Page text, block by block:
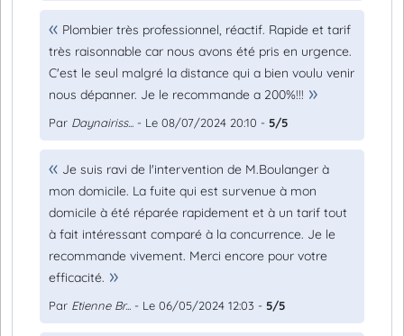
Plombier très professionnel, réactif. Rapide et tarif
très raisonnable car nous avons été pris en urgence.
C'est le seul malgré la distance qui a bien voulu venir
nous dépanner. Je le recommande a 200%!!!
Par Daynairiss... - Le 08/07/2024 20:10 - 5/5
Je suis ravi de l'intervention de M.Boulanger à
mon domicile. La fuite qui est survenue à mon
domicile à été réparée rapidement et à un tarif tout
à fait intéressant comparé à la concurrence. Je le
recommande vivement. Merci encore pour votre
efficacité.
Par Etienne Br... - Le 06/05/2024 12:03 - 5/5